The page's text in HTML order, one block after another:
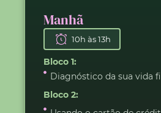
Manhã
10h às 13h
Bloco 1:
Diagnóstico da sua vida
Bloco 2: